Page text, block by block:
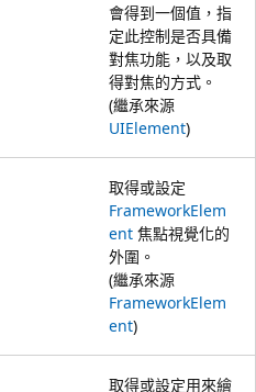
會得到一個值，指
定此控制是否具備
對焦功能，以及取
得對焦的方式。
(繼承來源
UIElement)
取得或設定
FrameworkElem
ent 焦點視覺化的
外圍。
(繼承來源
FrameworkElem
ent)
取得或設定用來繪